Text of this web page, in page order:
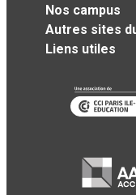
Nos campus
Autres sites
Liens utiles